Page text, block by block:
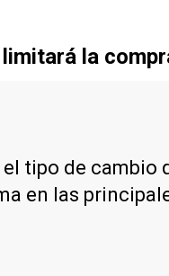
la
el tipo de cambio
en las